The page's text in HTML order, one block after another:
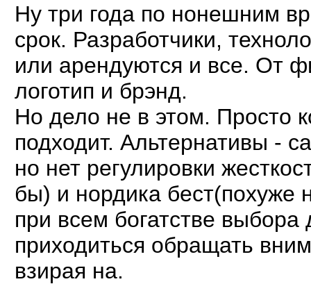
Ну три года по нонешним
срок. Разработчики,
или арендуются и все. От
логотип и брэнд.
Но дело не в этом. Просто
подходит. Альтернативы -
но нет регулировки
бы) и нордика бест(похуже
при всем богатстве выбора
приходиться обращать
взирая на.